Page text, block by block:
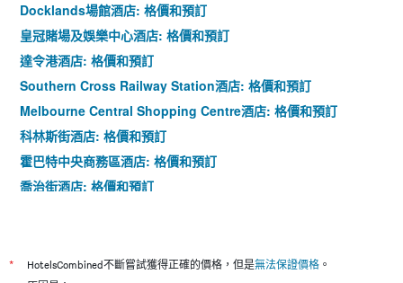
Docklands場館酒店: 格價和預訂
皇冠賭場及娛樂中心酒店: 格價和預訂
達令港酒店: 格價和預訂
Southern Cross Railway Station酒店: 格價和預訂
Melbourne Central Shopping Centre酒店: 格價和預訂
科林斯街酒店: 格價和預訂
霍巴特中央商務區酒店: 格價和預訂
喬治街酒店: 格價和預訂
* HotelsCombined不斷嘗試獲得正確的價格，但是無法保證價格 。